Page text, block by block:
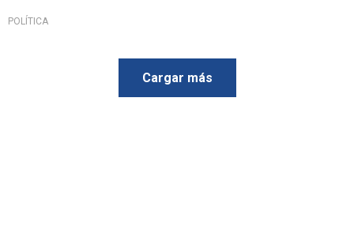
POLÍTICA
Cargar más